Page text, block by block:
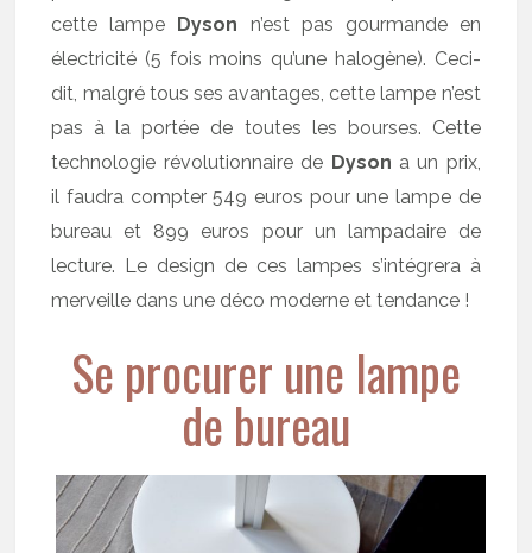
cette lampe Dyson n’est pas gourmande en
électricité (5 fois moins qu’une halogène). Ceci-
dit, malgré tous ses avantages, cette lampe n’est
pas à la portée de toutes les bourses. Cette
technologie révolutionnaire de Dyson a un prix,
il faudra compter 549 euros pour une lampe de
bureau et 899 euros pour un lampadaire de
lecture. Le design de ces lampes s’intégrera à
merveille dans une déco moderne et tendance !
Se procurer une lampe
de bureau